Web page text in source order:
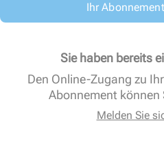
Ihr
Sie haben bereits
Den Online-Zugang zu
Abonnement können
Melden Sie